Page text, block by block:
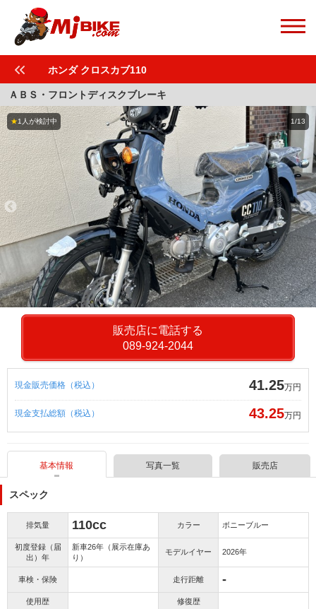
ホンダ クロスカブ110
ＡＢＳ・フロントディスクブレーキ
1/13
★1人が検討中
販売店に電話する
089-924-2044
現金販売価格（税込） 41.25万円
現金支払総額（税込） 43.25万円
基本情報 写真一覧 販売店
スペック
排気量 110cc カラー ボニーブルー
初度登録（届
出）年
新車26年（展示在庫あ
り）
モデルイヤー 2026年
車検・保険 走行距離 -
使用歴 修復歴